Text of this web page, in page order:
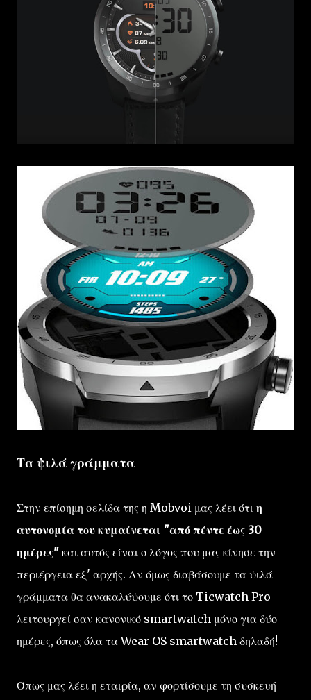
Τα ψιλά γράμματα
Στην επίσημη σελίδα της η Mobvoi μας λέει ότι η
αυτονομία του κυμαίνεται "από πέντε έως 30
ημέρες" και αυτός είναι ο λόγος που μας κίνησε την
περιέργεια εξ' αρχής. Αν όμως διαβάσουμε τα ψιλά
γράμματα θα ανακαλύψουμε ότι το Ticwatch Pro
λειτουργεί σαν κανονικό smartwatch μόνο για δύο
ημέρες, όπως όλα τα Wear OS smartwatch δηλαδή!
Όπως μας λέει η εταιρία, αν φορτίσουμε τη συσκευή